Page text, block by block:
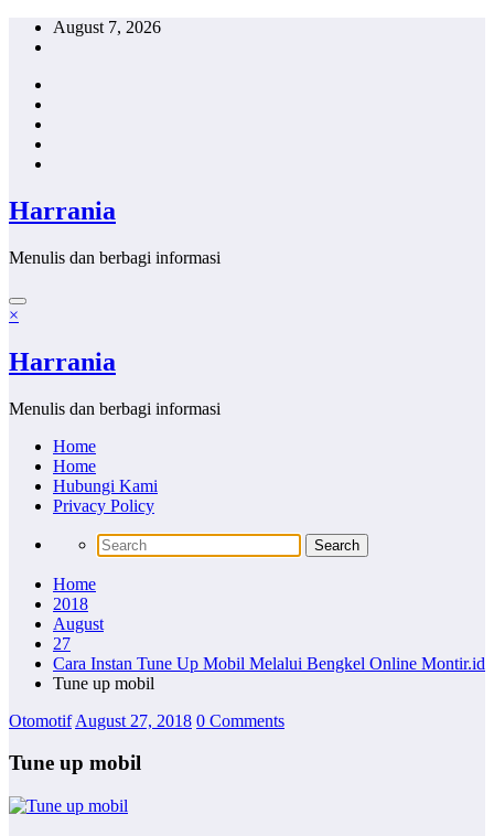
Skip
August 7, 2026
Harrania
Menulis dan berbagi informasi
×
Harrania
Menulis dan berbagi informasi
Home
Home
Hubungi Kami
Privacy Policy
Home
2018
August
27
Cara Instan Tune Up Mobil Melalui Bengkel Online Montir.id
Tune up mobil
Otomotif August 27, 2018 0 Comments
Tune up mobil